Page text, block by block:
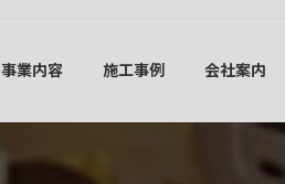
事業内容 施工事例 会社案内